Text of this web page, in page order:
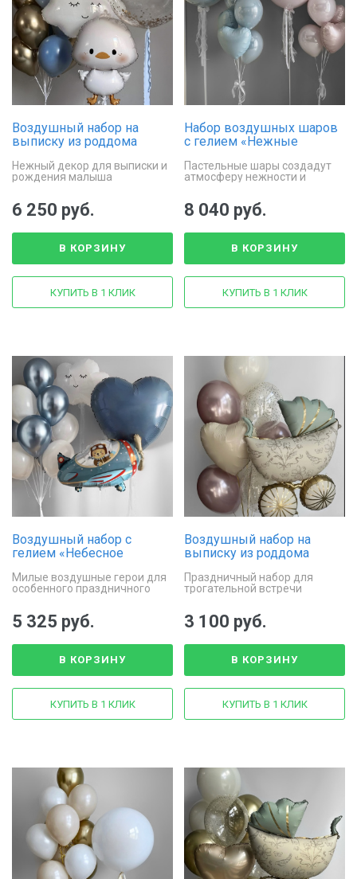
Воздушный набор на
выписку из роддома
Нежный декор для выписки и
рождения малыша
6 250 руб.
В КОРЗИНУ
КУПИТЬ В 1 КЛИК
Набор воздушных шаров
с гелием «Нежные
Пастельные шары создадут
атмосферу нежности и
8 040 руб.
В КОРЗИНУ
КУПИТЬ В 1 КЛИК
Воздушный набор с
гелием «Небесное
Милые воздушные герои для
особенного праздничного
5 325 руб.
В КОРЗИНУ
КУПИТЬ В 1 КЛИК
Воздушный набор на
выписку из роддома
Праздничный набор для
трогательной встречи
3 100 руб.
В КОРЗИНУ
КУПИТЬ В 1 КЛИК